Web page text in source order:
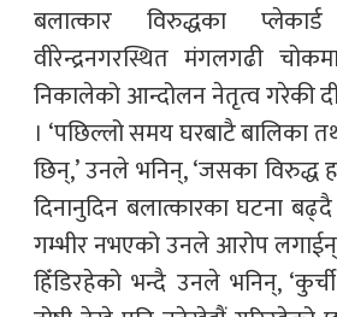
बलात्कार विरुद्धका
वीरेन्द्रनगरस्थित मंगलगढी
निकालेको आन्दोलन नेतृत्व गरेकी
। ‘पछिल्लो समय घरबाटै बालिका
छिन्,’ उनले भनिन्, ‘जसका विरुद्ध
दिनानुदिन बलात्कारका घटना
गम्भीर नभएको उनले आरोप
हिँडिरहेको भन्दै उनले भनिन्,